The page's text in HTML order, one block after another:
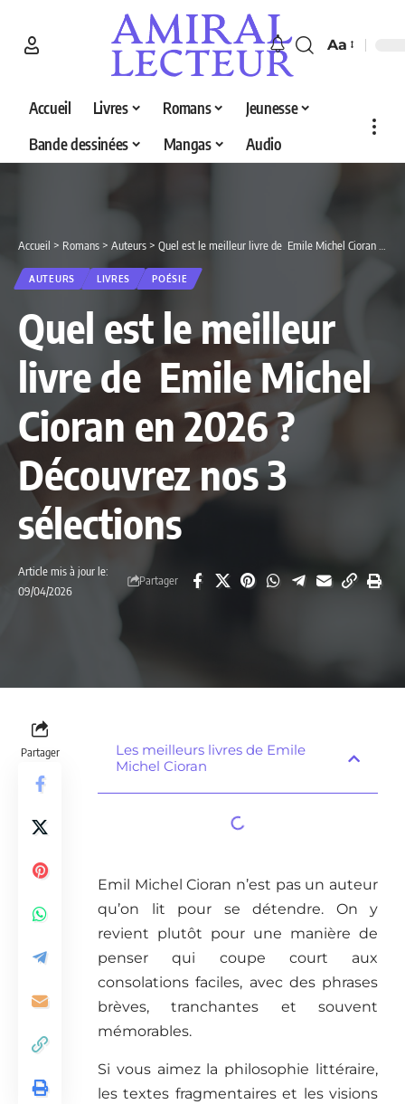
Aa
Accueil Livres Romans
Jeunesse
Bande dessinées
Mangas Audio
Accueil > Romans > Auteurs > Quel est le meilleur livre de Emile Michel Cioran en 2026 ? Découvrez nos 3 sélections
AUTEURS LIVRES POÉSIE
Quel est le meilleur
livre de Emile Michel
Cioran en 2026 ?
Découvrez nos 3
sélections
Article mis à jour le:
09/04/2026
Partager
Partager
Les meilleurs livres de Emile
Michel Cioran
Emil Michel Cioran n’est pas un auteur
qu’on lit pour se détendre. On y
revient plutôt pour une manière de
penser qui coupe court aux
consolations faciles, avec des phrases
brèves, tranchantes et souvent
mémorables.
Si vous aimez la philosophie littéraire,
les textes fragmentaires et les visions